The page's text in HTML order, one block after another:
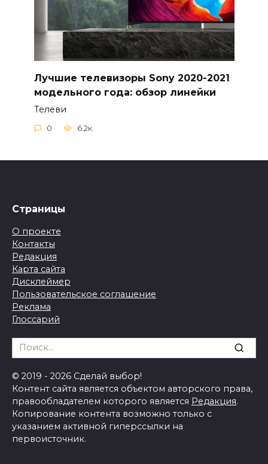
Лучшие телевизоры Sony 2020-2021
модельного года: обзор линейки
Телеви
0 6.2к.
Страницы
О проекте
Контакты
Редакция
Карта сайта
Дисклеймер
Пользовательское соглашение
Реклама
Глоссарий
Search
for:
© 2019 - 2026 Сделай выбор!
Контент сайта является объектом авторского права,
правообладателем которого является Редакция.
Копирование контента возможно только с
указанием активной гиперссылки на
первоисточник.